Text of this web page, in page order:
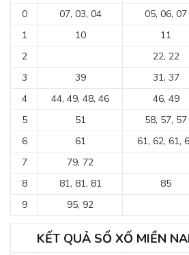
0
07, 03, 04 05, 06, 07
1
10 11
2
22, 22
3
39 31, 37
4
44, 49, 48, 46 46, 49
5
51 58, 57, 57
6
61 61, 62, 61,
7
79, 72
8
81, 81, 81
85
9
95, 92
KẾT QUẢ SỔ XỐ MIỀN